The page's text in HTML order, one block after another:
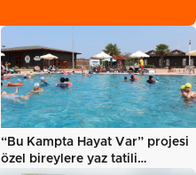
“Bu Kampta Hayat Var” projesi
özel bireylere yaz tatili…